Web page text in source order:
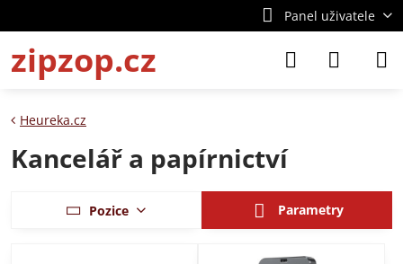
Panel uživatele
zipzop.cz
Heureka.cz
Kancelář a papírnictví
Pozice Parametry